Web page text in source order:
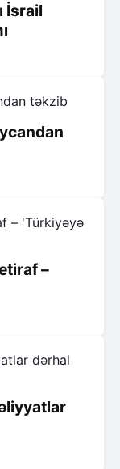
İsrail
–